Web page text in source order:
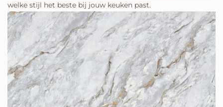
welke stijl het beste bij jouw keuken past.